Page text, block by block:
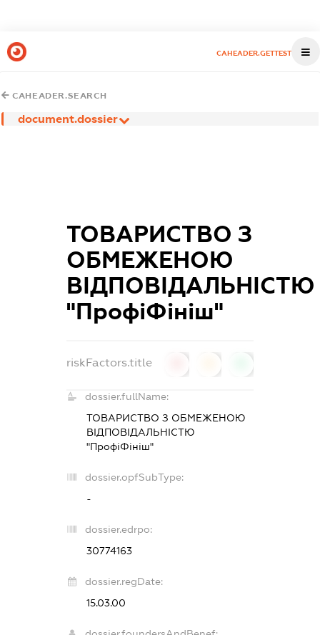
CAHEADER.GETTEST
CAHEADER.SEARCH
document.dossier
ТОВАРИСТВО З
ОБМЕЖЕНОЮ
ВІДПОВІДАЛЬНІСТЮ
"ПрофіФініш"
riskFactors.title
dossier.fullName:
ТОВАРИСТВО З ОБМЕЖЕНОЮ
ВІДПОВІДАЛЬНІСТЮ
"ПрофіФініш"
dossier.opfSubType:
-
dossier.edrpo:
30774163
dossier.regDate:
15.03.00